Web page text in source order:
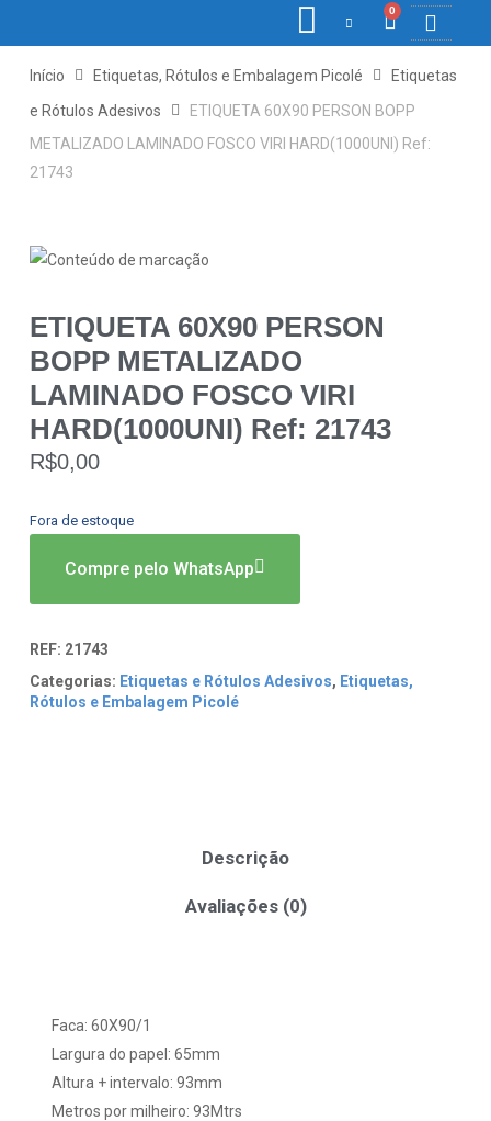
0
Início Etiquetas, Rótulos e Embalagem Picolé
Etiquetas
e Rótulos Adesivos
ETIQUETA 60X90 PERSON BOPP
METALIZADO LAMINADO FOSCO VIRI HARD(1000UNI) Ref:
21743
ETIQUETA 60X90 PERSON
BOPP METALIZADO
LAMINADO FOSCO VIRI
HARD(1000UNI) Ref: 21743
R$0,00
Fora de estoque
Compre pelo WhatsApp
REF: 21743
Categorias: Etiquetas e Rótulos Adesivos, Etiquetas,
Rótulos e Embalagem Picolé
Descrição
Avaliações (0)
Faca: 60X90/1
Largura do papel: 65mm
Altura + intervalo: 93mm
Metros por milheiro: 93Mtrs